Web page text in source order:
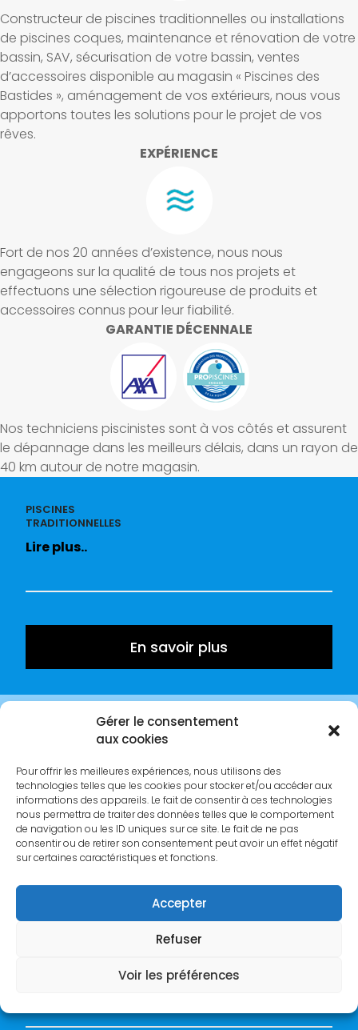
Gérer le consentement
aux cookies
Pour offrir les meilleures expériences, nous utilisons des
technologies telles que les cookies pour stocker et/ou accéder aux
informations des appareils. Le fait de consentir à ces technologies
nous permettra de traiter des données telles que le comportement
de navigation ou les ID uniques sur ce site. Le fait de ne pas
consentir ou de retirer son consentement peut avoir un effet négatif
sur certaines caractéristiques et fonctions.
Accepter
Refuser
Voir les préférences
Constructeur de piscines traditionnelles ou installations
de piscines coques, maintenance et rénovation de votre
bassin, SAV, sécurisation de votre bassin, ventes
d’accessoires disponible au magasin « Piscines des
Bastides », aménagement de vos extérieurs, nous vous
apportons toutes les solutions pour le projet de vos
rêves.
EXPÉRIENCE
Fort de nos 20 années d’existence, nous nous
engageons sur la qualité de tous nos projets et
effectuons une sélection rigoureuse de produits et
accessoires connus pour leur fiabilité.
GARANTIE DÉCENNALE
Nos techniciens piscinistes sont à vos côtés et assurent
le dépannage dans les meilleurs délais, dans un rayon de
40 km autour de notre magasin.
PISCINES
TRADITIONNELLES
Lire plus..
En savoir plus
Lire plus..
En savoir plus